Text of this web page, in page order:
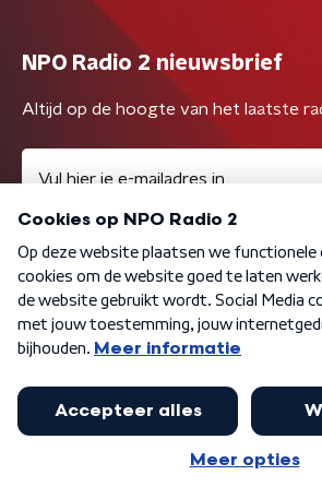
NPO Radio 2 nieuwsbrief
Altijd op de hoogte van het laatste
Algemene voorwaarden